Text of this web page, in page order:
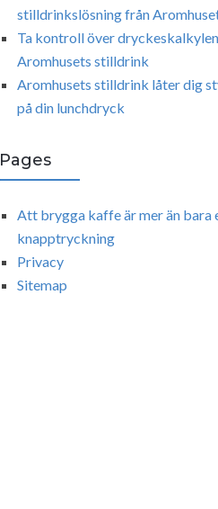
stilldrinkslösning från
Ta kontroll över
Aromhusets stilldrink
Aromhusets stilldrink låter dig
på din lunchdryck
Pages
Att brygga kaffe är mer än bara
knapptryckning
Privacy
Sitemap